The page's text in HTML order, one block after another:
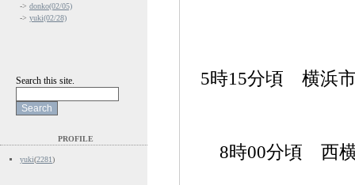
5時15分頃 横浜
8時00分頃 西
-> donko(02/05)
-> yuki(02/28)
Search this site.
PROFILE
yuki(2281)